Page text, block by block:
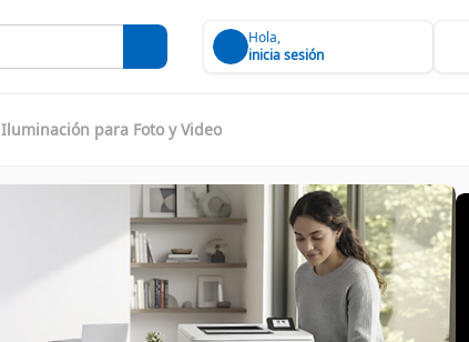
Hola,
inicia sesión
Iluminación para Foto y Video